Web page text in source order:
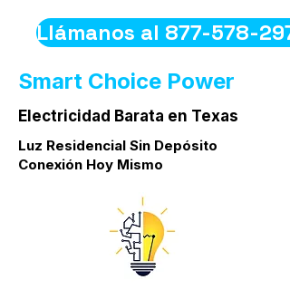
Llámanos al 877-578-
Smart Choice Power
Electricidad Barata en Texas
Luz Residencial Sin Depósito
Conexión Hoy Mismo